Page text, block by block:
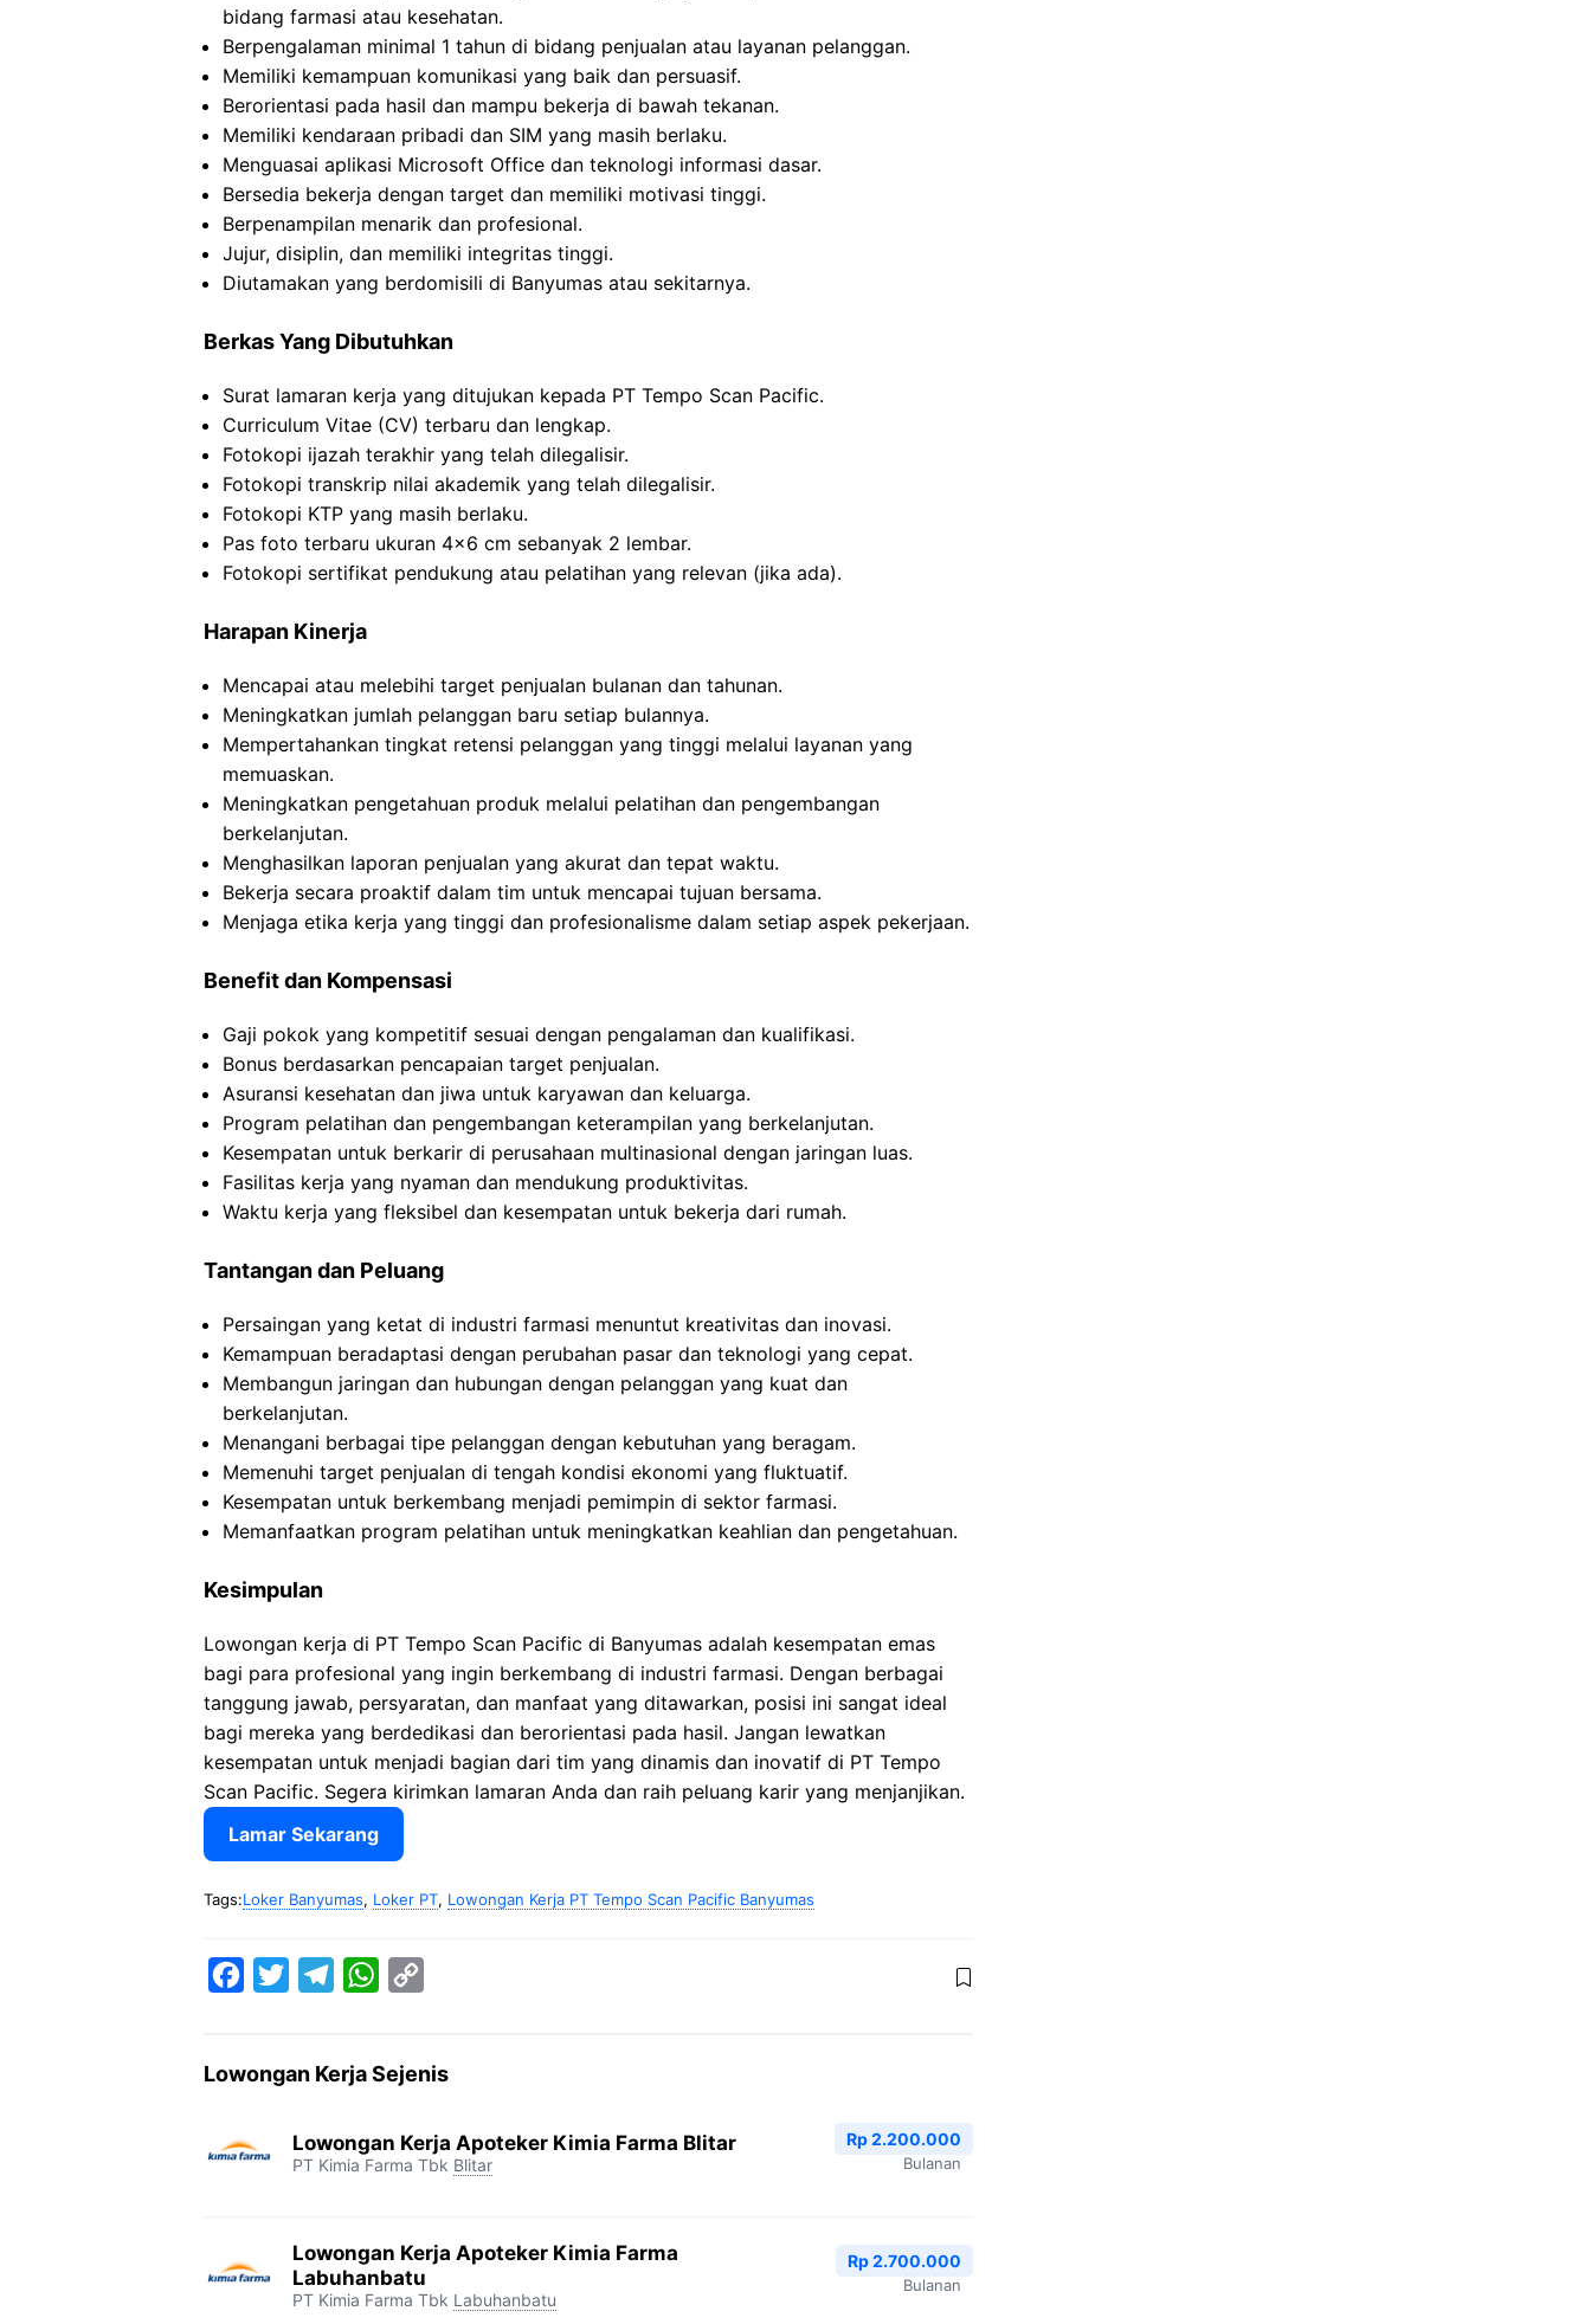
bidang farmasi atau kesehatan.
Berpengalaman minimal 1 tahun di bidang penjualan atau layanan pelanggan.
Memiliki kemampuan komunikasi yang baik dan persuasif.
Berorientasi pada hasil dan mampu bekerja di bawah tekanan.
Memiliki kendaraan pribadi dan SIM yang masih berlaku.
Menguasai aplikasi Microsoft Office dan teknologi informasi dasar.
Bersedia bekerja dengan target dan memiliki motivasi tinggi.
Berpenampilan menarik dan profesional.
Jujur, disiplin, dan memiliki integritas tinggi.
Diutamakan yang berdomisili di Banyumas atau sekitarnya.
Berkas Yang Dibutuhkan
Surat lamaran kerja yang ditujukan kepada PT Tempo Scan Pacific.
Curriculum Vitae (CV) terbaru dan lengkap.
Fotokopi ijazah terakhir yang telah dilegalisir.
Fotokopi transkrip nilai akademik yang telah dilegalisir.
Fotokopi KTP yang masih berlaku.
Pas foto terbaru ukuran 4×6 cm sebanyak 2 lembar.
Fotokopi sertifikat pendukung atau pelatihan yang relevan (jika ada).
Harapan Kinerja
Mencapai atau melebihi target penjualan bulanan dan tahunan.
Meningkatkan jumlah pelanggan baru setiap bulannya.
Mempertahankan tingkat retensi pelanggan yang tinggi melalui layanan yang
memuaskan.
Meningkatkan pengetahuan produk melalui pelatihan dan pengembangan
berkelanjutan.
Menghasilkan laporan penjualan yang akurat dan tepat waktu.
Bekerja secara proaktif dalam tim untuk mencapai tujuan bersama.
Menjaga etika kerja yang tinggi dan profesionalisme dalam setiap aspek pekerjaan.
Benefit dan Kompensasi
Gaji pokok yang kompetitif sesuai dengan pengalaman dan kualifikasi.
Bonus berdasarkan pencapaian target penjualan.
Asuransi kesehatan dan jiwa untuk karyawan dan keluarga.
Program pelatihan dan pengembangan keterampilan yang berkelanjutan.
Kesempatan untuk berkarir di perusahaan multinasional dengan jaringan luas.
Fasilitas kerja yang nyaman dan mendukung produktivitas.
Waktu kerja yang fleksibel dan kesempatan untuk bekerja dari rumah.
Tantangan dan Peluang
Persaingan yang ketat di industri farmasi menuntut kreativitas dan inovasi.
Kemampuan beradaptasi dengan perubahan pasar dan teknologi yang cepat.
Membangun jaringan dan hubungan dengan pelanggan yang kuat dan
berkelanjutan.
Menangani berbagai tipe pelanggan dengan kebutuhan yang beragam.
Memenuhi target penjualan di tengah kondisi ekonomi yang fluktuatif.
Kesempatan untuk berkembang menjadi pemimpin di sektor farmasi.
Memanfaatkan program pelatihan untuk meningkatkan keahlian dan pengetahuan.
Kesimpulan
Lowongan kerja di PT Tempo Scan Pacific di Banyumas adalah kesempatan emas
bagi para profesional yang ingin berkembang di industri farmasi. Dengan berbagai
tanggung jawab, persyaratan, dan manfaat yang ditawarkan, posisi ini sangat ideal
bagi mereka yang berdedikasi dan berorientasi pada hasil. Jangan lewatkan
kesempatan untuk menjadi bagian dari tim yang dinamis dan inovatif di PT Tempo
Scan Pacific. Segera kirimkan lamaran Anda dan raih peluang karir yang menjanjikan.
Lamar Sekarang
Tags:Loker Banyumas, Loker PT, Lowongan Kerja PT Tempo Scan Pacific Banyumas
e
o
t
e
e
r
W
t
A
y
i
Lowongan Kerja Sejenis
Lowongan Kerja Apoteker Kimia Farma Blitar
PT Kimia Farma Tbk Blitar
Rp 2.200.000
Bulanan
Lowongan Kerja Apoteker Kimia Farma
Labuhanbatu
PT Kimia Farma Tbk Labuhanbatu
Rp 2.700.000
Bulanan